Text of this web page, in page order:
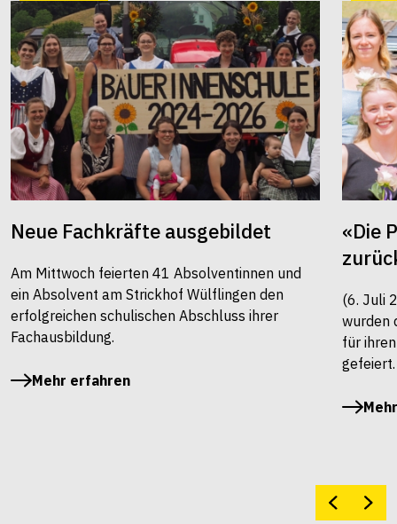
Neue Fachkräfte ausgebildet
Am Mittwoch feierten 41 Absolventinnen und
ein Absolvent am Strickhof Wülflingen den
erfolgreichen schulischen Abschluss ihrer
Fachausbildung.
Mehr erfahren
«Die
(6. Juli
wurden
für
gefeiert.